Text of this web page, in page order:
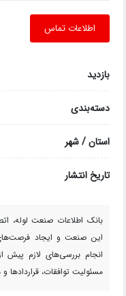
اطلاعات تماس
بازدید
دسته‌بندی
استان / شهر
تاریخ انتشار
بانک اطلاعات صنعت لوله،
این صنعت و ایجاد
انجام بررسی‌های لازم پیش
مسئولیت توافقات، قراردادها